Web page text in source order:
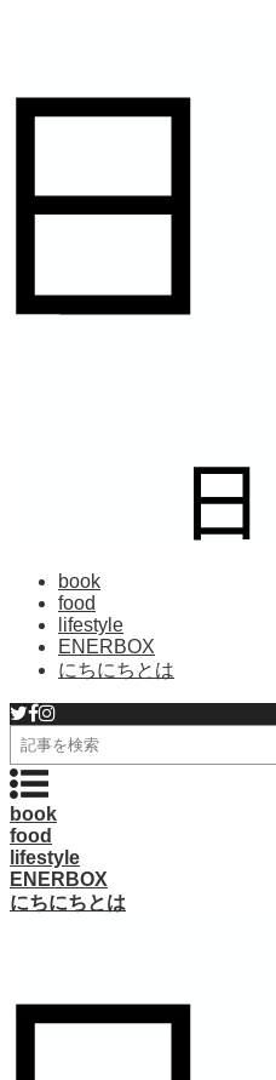
book
food
lifestyle
ENERBOX
にちにちとは
検
索
book
food
lifestyle
ENERBOX
にちにちとは